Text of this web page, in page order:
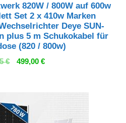
820W / 800W auf 600w
Set 2 x 410w Marken
Deye SUN-
plus 5 m Schukokabel für
(820 / 800w)
€
Ursprünglicher
499,00 €Aktueller